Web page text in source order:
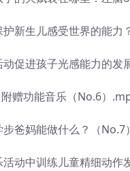
新生儿感受世界的能力
促进孩子光感能力的发
赠功能音乐（No.6）
爸妈能做什么？（No.7
动中训练儿童精细动作